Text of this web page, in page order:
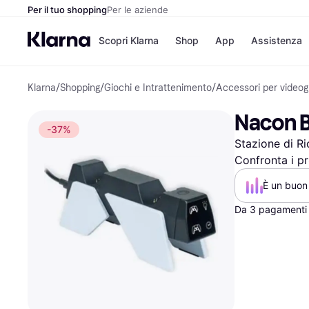
Per il tuo shoppingPer le aziende
Scopri Klarna
Opzioni di
Paga ora
Paga in 3 rate
Paga dopo 30 giorni
Finanziamento
Shop
Negozi
Unieuro
Media
eBay
Zalando
Elenco negozi
App Assistenza
Klarna/Shopping/Giochi e Intrattenimento/Accessori per
-37% Nacon
Stazione di
Confronta i
È un
Da 3